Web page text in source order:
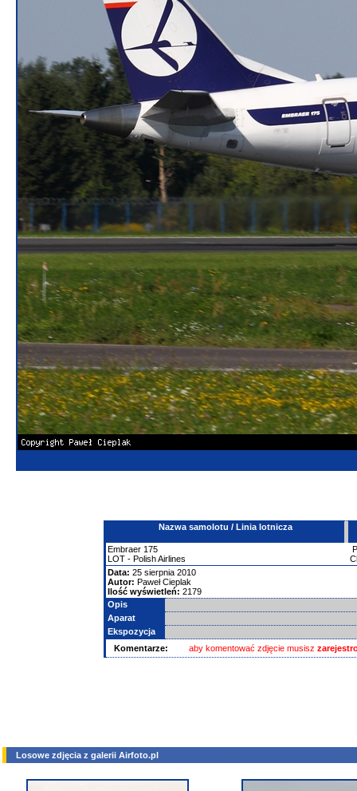
Nazwa samolotu / Linia lotnicza
Embraer 175
LOT - Polish Airlines
Data: 25 sierpnia 2010
Autor: Paweł Cieplak
Ilość wyświetleń: 2179
Opis
Aparat
Ekspozycja
Komentarze:
aby komentować zdjęcie musisz
Losowe zdjęcia z galerii Airfoto.pl